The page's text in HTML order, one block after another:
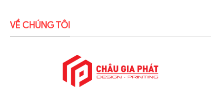
VỀ CHÚNG TÔI